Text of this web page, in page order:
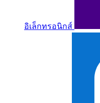
อิเล็กทรอนิกส์